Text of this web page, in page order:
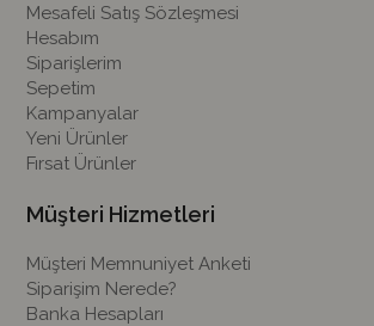
Mesafeli Satış Sözleşmesi
Hesabım
Siparişlerim
Sepetim
Kampanyalar
Yeni Ürünler
Fırsat Ürünler
Müşteri Hizmetleri
Müşteri Memnuniyet Anketi
Siparişim Nerede?
Banka Hesapları